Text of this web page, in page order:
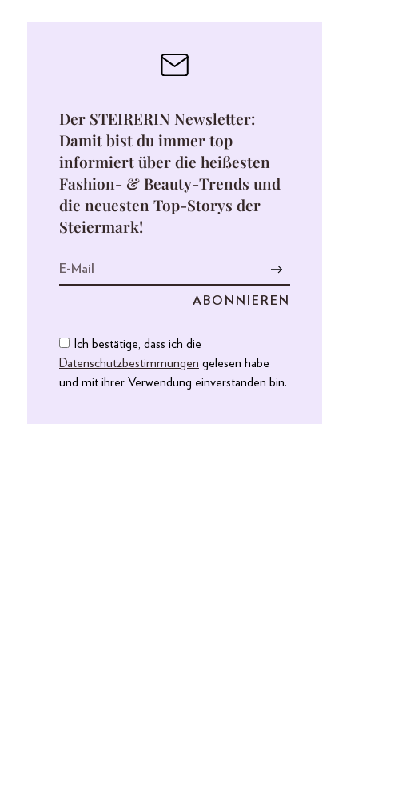
Der STEIRERIN Newsletter:
Damit bist du immer top
informiert über die heißesten
Fashion- & Beauty-Trends und
die neuesten Top-Storys der
Steiermark!
Ich bestätige, dass ich die
Datenschutzbestimmungen gelesen habe
und mit ihrer Verwendung einverstanden bin.